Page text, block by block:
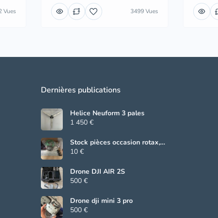
Vues 3499 Vues
Dernières publications
Helice Neuform 3 pales
1 450 €
Stock pièces occasion rotax,
Beringer, grs
10 €
Drone DJI AIR 2S
500 €
Drone dji mini 3 pro
500 €